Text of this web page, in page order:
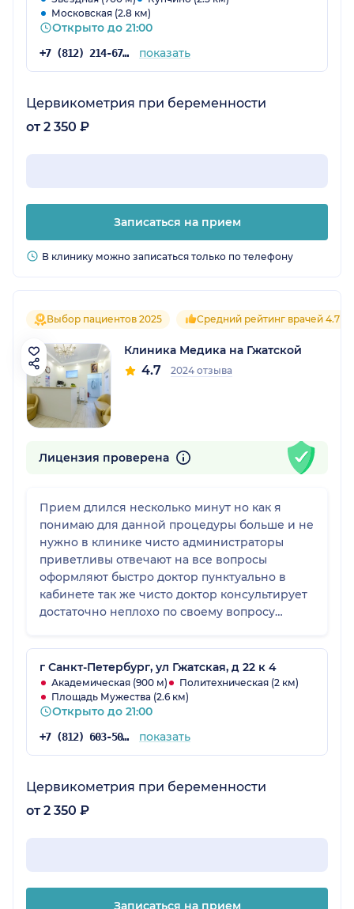
Московская (2.8 км)
Открыто до 21:00
+7 (812) 214-67-27 показать
Цервикометрия при беременности
от 2 350 ₽
Записаться на прием
В клинику можно записаться только по телефону
Выбор пациентов 2025 Средний рейтинг врачей 4.7
Клиника Медика на Гжатской
4.7 2024 отзыва
Лицензия проверена
Прием длился несколько минут но как я
понимаю для данной процедуры больше и не
нужно в клинике чисто администраторы
приветливы отвечают на все вопросы
оформляют быстро доктор пунктуально в
кабинете так же чисто доктор консультирует
достаточно неплохо по своему вопросу
аппарат не новый я бы сказала устарелый
нужно заменить
г Санкт-Петербург, ул Гжатская, д 22 к 4
Академическая (900 м)
Политехническая (2 км)
Площадь Мужества (2.6 км)
Открыто до 21:00
+7 (812) 603-50-02 показать
Цервикометрия при беременности
от 2 350 ₽
Записаться на прием